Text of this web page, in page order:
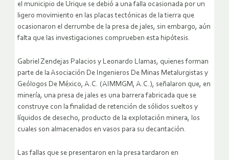
el municipio de Urique se debió a una falla ocasionada por un
ligero movimiento en las placas tectónicas de la tierra que
ocasionaron el derrumbe de la presa de jales, sin embargo, aún
falta que las investigaciones comprueben esta hipótesis.
Gabriel Zendejas Palacios y Leonardo Llamas, quienes forman
parte de la Asociación De Ingenieros De Minas Metalurgistas y
Geólogos De México, A.C. (AIMMGM, A.C.), señalaron que, en
minería, una presa de jales es una barrera fabricada que se
construye con la finalidad de retención de sólidos sueltos y
líquidos de desecho, producto de la explotación minera, los
cuales son almacenados en vasos para su decantación.
Las fallas que se presentaron en la presa tardaron en